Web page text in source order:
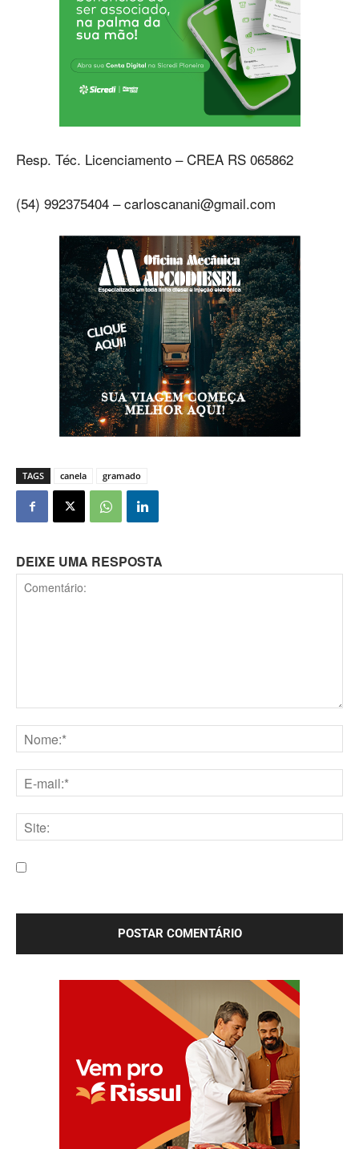
Resp. Téc. Licenciamento – CREA RS 065862
(54) 992375404 –carloscanani@gmail.com
TAGS canela gramado
DEIXE UMA RESPOSTA
mail:*